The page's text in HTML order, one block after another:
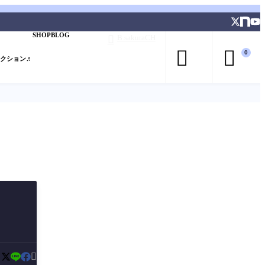
ション♬
SHOPBLOG
  0
